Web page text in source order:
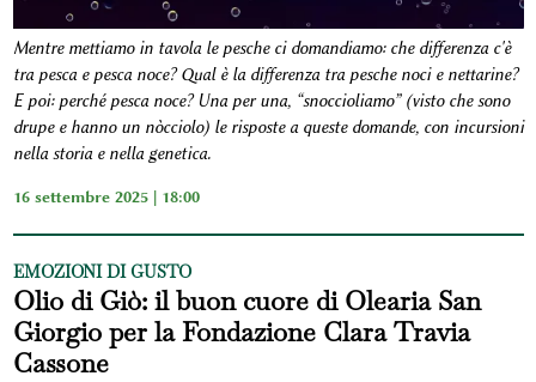
Mentre mettiamo in tavola le pesche ci domandiamo: che differenza c'è
tra pesca e pesca noce? Qual è la differenza tra pesche noci e nettarine?
E poi: perché pesca noce? Una per una, “snoccioliamo” (visto che sono
drupe e hanno un nòcciolo) le risposte a queste domande, con incursioni
nella storia e nella genetica.
16 settembre 2025 | 18:00
EMOZIONI DI GUSTO
Olio di Giò: il buon cuore di Olearia San
Giorgio per la Fondazione Clara Travia
Cassone